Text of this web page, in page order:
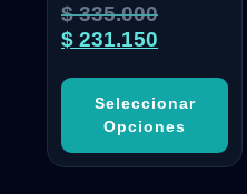
$335.000
$ 231.150
Seleccionar
Opciones